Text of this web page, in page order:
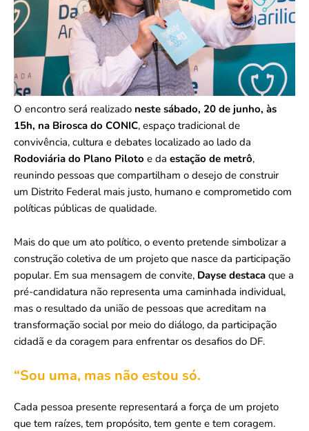
O encontro será realizado neste sábado, 20 de junho, às
15h, na Birosca do CONIC, espaço tradicional de
convivência, cultura e debates localizado ao lado da
Rodoviária do Plano Piloto e da estação de metrô,
reunindo pessoas que compartilham o desejo de construir
um Distrito Federal mais justo, humano e comprometido com
políticas públicas de qualidade.
Mais do que um ato político, o evento pretende simbolizar a
construção coletiva de um projeto que nasce da participação
popular. Em sua mensagem de convite, Dayse destaca que a
pré-candidatura não representa uma caminhada individual,
mas o resultado da união de pessoas que acreditam na
transformação social por meio do diálogo, da participação
cidadã e da coragem para enfrentar os desafios do DF.
“Sou uma, mas não estou só.
Cada pessoa presente representará a força de um projeto
que tem raízes, tem propósito, tem gente e tem coragem.